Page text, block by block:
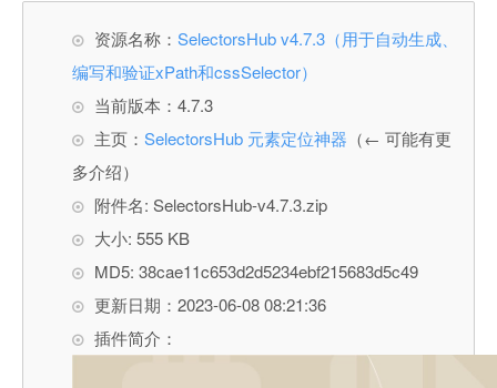
资源名称： SelectorsHub v4.7.3（用于自动生成、
编写和验证xPath和cssSelector）
当前版本：4.7.3
主页： SelectorsHub 元素定位神器 （← 可能有更
多介绍）
附件名: SelectorsHub-v4.7.3.zip
大小: 555 KB
MD5: 38cae11c653d2d5234ebf215683d5c49
更新日期：2023-06-08 08:21:36
插件简介：